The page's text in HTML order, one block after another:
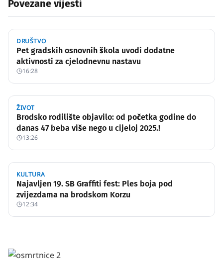
Povezane vijesti
DRUŠTVO
Pet gradskih osnovnih škola uvodi dodatne
aktivnosti za cjelodnevnu nastavu
16:28
ŽIVOT
Brodsko rodilište objavilo: od početka godine do
danas 47 beba više nego u cijeloj 2025.!
13:26
KULTURA
Najavljen 19. SB Graffiti fest: Ples boja pod
zvijezdama na brodskom Korzu
12:34